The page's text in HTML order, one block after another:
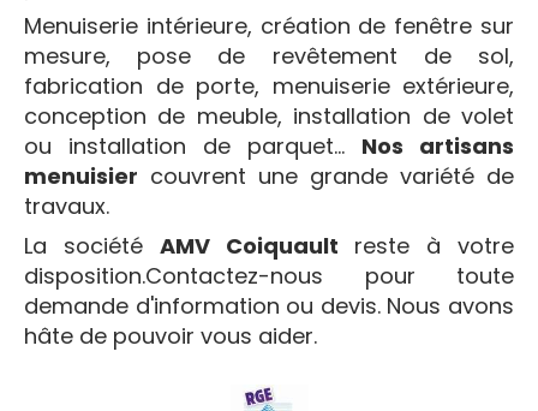
Menuiserie intérieure, création de fenêtre sur
mesure, pose de revêtement de sol,
fabrication de porte, menuiserie extérieure,
conception de meuble, installation de volet
ou installation de parquet... Nos artisans
menuisier couvrent une grande variété de
travaux.
La société AMV Coiquault reste à votre
disposition.Contactez-nous pour toute
demande d'information ou devis. Nous avons
hâte de pouvoir vous aider.